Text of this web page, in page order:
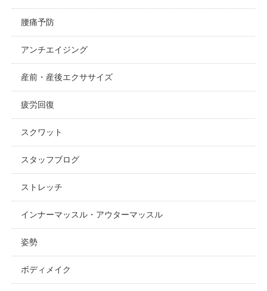
腰痛予防
アンチエイジング
産前・産後エクササイズ
疲労回復
スクワット
スタッフブログ
ストレッチ
インナーマッスル・アウターマッスル
姿勢
ボディメイク